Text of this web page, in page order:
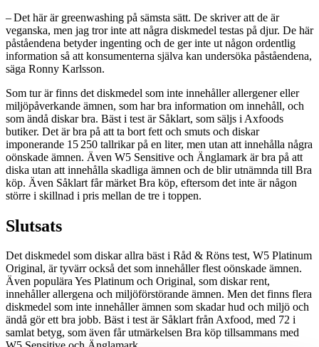
– Det här är greenwashing på sämsta sätt. De skriver att de är
veganska, men jag tror inte att några diskmedel testas på djur. De här
påståendena betyder ingenting och de ger inte ut någon ordentlig
information så att konsumenterna själva kan undersöka påståendena,
säga Ronny Karlsson.
Som tur är finns det diskmedel som inte innehåller allergener eller
miljöpåverkande ämnen, som har bra information om innehåll, och
som ändå diskar bra. Bäst i test är Såklart, som säljs i Axfoods
butiker. Det är bra på att ta bort fett och smuts och diskar
imponerande 15 250 tallrikar på en liter, men utan att innehålla några
oönskade ämnen. Även W5 Sensitive och Änglamark är bra på att
diska utan att innehålla skadliga ämnen och de blir utnämnda till Bra
köp. Även Såklart får märket Bra köp, eftersom det inte är någon
större i skillnad i pris mellan de tre i toppen.
Slutsats
Det diskmedel som diskar allra bäst i Råd & Röns test, W5 Platinum
Original, är tyvärr också det som innehåller flest oönskade ämnen.
Även populära Yes Platinum och Original, som diskar rent,
innehåller allergena och miljöförstörande ämnen. Men det finns flera
diskmedel som inte innehåller ämnen som skadar hud och miljö och
ändå gör ett bra jobb. Bäst i test är Såklart från Axfood, med 72 i
samlat betyg, som även får utmärkelsen Bra köp tillsammans med